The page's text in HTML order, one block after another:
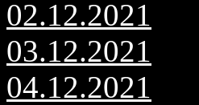
02.12.2021
03.12.2021
04.12.2021